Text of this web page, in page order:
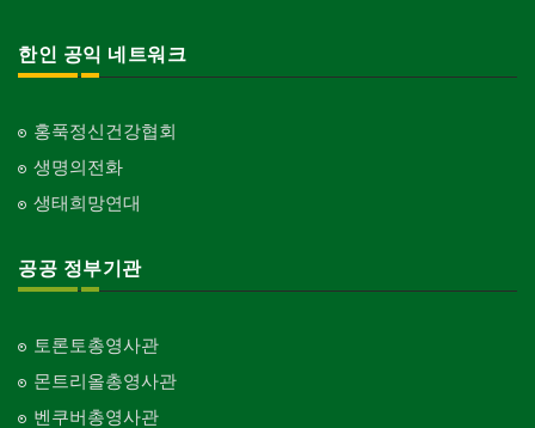
한인 공익 네트워크
홍푹정신건강협회
생명의전화
생태희망연대
공공 정부기관
토론토총영사관
몬트리올총영사관
벤쿠버총영사관